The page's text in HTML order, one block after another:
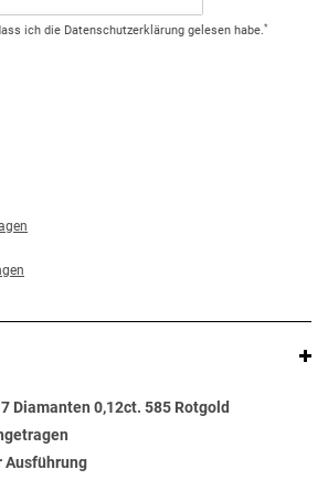
ich die Daten­schutz­erklärung gelesen habe.*
Diamanten 0,12ct. 585 Rotgold
Ausführung